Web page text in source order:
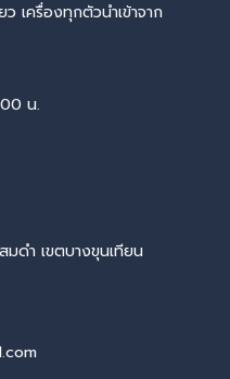
เครื่องทุกตัวนำเข้าจาก
น.
ดำ เขตบางขุนเทียน